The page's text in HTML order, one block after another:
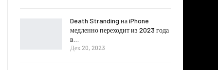
Death Stranding на iPhone
медленно переходит из 2023 года
в…
Дек 20, 2023